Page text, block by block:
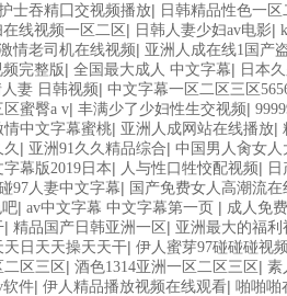
士吞精囗交视频播放| 日韩精品性色一
线视频一区二区 | 日韩人妻少妇av电影|
情老司机在线视频| 亚洲人成在线1国产
完整版| 全国最大成人 中文字幕| 日本
妻 日韩视频| 中文字幕一区二区三区
蜜臀a v| 丰满少了少妇性生交视频|
情中文字幕蜜桃| 亚洲人成网站在线播放|
久 | 亚洲91久久精品综合| 中国男人肏女人
幕版2019日本| 人与性口牲恔配视频|
97人妻中文字幕| 国产免费女人高潮流在
| av中文字幕 中文字幕第一页 | 成人免
| 精品国产日韩亚洲一区 | 亚洲最大的福利
天日天天操天天干| 伊人蜜芽97碰碰碰视
区三区 | 酒色1314亚洲一区二区三区 | 素
软件| 伊人精品播放视频在线观看| 啪啪啪